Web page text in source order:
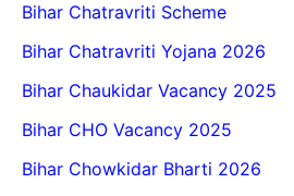
Bihar Chatravriti Scheme
Bihar Chatravriti Yojana 2026
Bihar Chaukidar Vacancy 2025
Bihar CHO Vacancy 2025
Bihar Chowkidar Bharti 2026